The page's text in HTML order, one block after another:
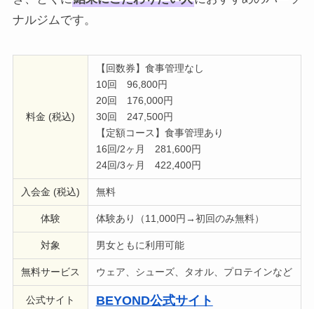
ナルジムです。
料金 (税込)
【回数券】食事管理なし
10回 96,800円
20回 176,000円
30回 247,500円
【定額コース】食事管理あり
16回/2ヶ月 281,600円
24回/3ヶ月 422,400円
入会金 (税込) 無料
体験 体験あり（11,000円→初回のみ無料）
対象 男女ともに利用可能
無料サービス ウェア、シューズ、タオル、プロテインなど
公式サイト BEYOND公式サイト